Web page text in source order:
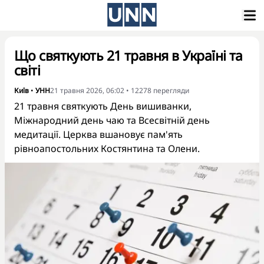
Що святкують 21 травня в Україні та
світі
Київ • УНН21 травня 2026, 06:02 • 12278 перегляди
21 травня святкують День вишиванки,
Міжнародний день чаю та Всесвітній день
медитації. Церква вшановує пам'ять
рівноапостольних Костянтина та Олени.